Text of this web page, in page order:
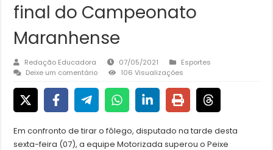
final do Campeonato
Maranhense
Redação Educadora 07/05/2021
Esportes
Deixe um comentário
106 Visualizações
Em confronto de tirar o fôlego, disputado na tarde desta
sexta-feira (07), a equipe Motorizada superou o Peixe